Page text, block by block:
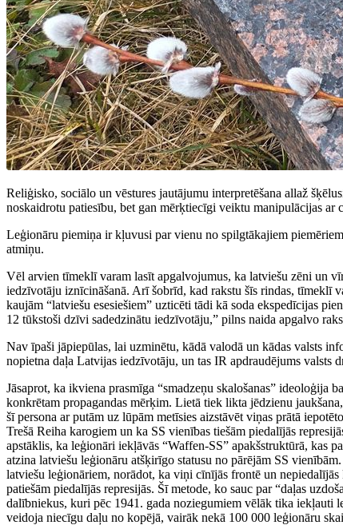
Reliģisko, sociālo un vēstures jautājumu interpretēšana allaž
noskaidrotu patiesību, bet gan mērķtiecīgi veiktu manipulācijas ar
Leģionāru piemiņa ir kļuvusi par vienu no spilgtākajiem
atmiņu.
Vēl arvien tīmeklī varam lasīt apgalvojumus, ka latviešu zēni un
iedzīvotāju iznīcināšanā. Arī šobrīd, kad rakstu šīs rindas, tīmeklī
kaujām “latviešu esesiešiem” uzticēti tādi kā soda ekspedīcijas
12 tūkstoši dzīvi sadedzinātu iedzīvotāju,” pilns naida apgalvo
Nav īpaši jāpiepūlas, lai uzminētu, kādā valodā un kādas valsts
nopietna daļa Latvijas iedzīvotāju, un tas IR apdraudējums valsts
Jāsaprot, ka ikviena prasmīga “smadzeņu skalošanas” ideoloģija
konkrētam propagandas mērķim. Lietā tiek likta jēdzienu
šī persona ar putām uz lūpām metīsies aizstāvēt viņas prātā
Trešā Reiha karogiem un ka SS vienības tiešām piedalījās
apstāklis, ka leģionāri iekļāvās “Waffen-SS” apakšstruktūrā, kas
atzina latviešu leģionāru atšķirīgo statusu no pārējām SS
latviešu leģionāriem, norādot, ka viņi cīnījās frontē un
patiešām piedalījās represijās. Šī metode, ko sauc par “daļas
dalībniekus, kuri pēc 1941. gada noziegumiem vēlāk tika iekļauti
veidoja niecīgu daļu no kopējā, vairāk nekā 100 000 leģionāru